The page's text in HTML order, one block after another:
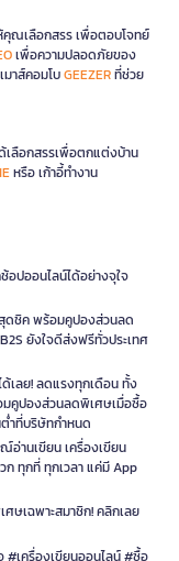
ณเลือกสรร เพื่อตอบโจทย์
เพื่อความปลอดภัยของ
มาส์คอมโบGEEZERที่ช่วย
ลือกสรรเพื่อตกแต่งบ้าน
หรือ เก้าอี้ทำงาน
อปออนไลน์ได้อย่างจุใจ
ดชิค พร้อมคูปองส่วนลด
ยังใจดีส่งฟรีทั่วประเทศ
เลย! ลดแรงทุกเดือน ทั้ง
มคูปองส่วนลดพิเศษเมื่อซื้อ
ำที่บริษัทกำหนด
อ่านเขียน เครื่องเขียน
ก ทุกที่ ทุกเวลา แค่มี App
ศษเฉพาะสมาชิก! คลิกเลย
#เครื่องเขียนออนไลน์ #ซื้อ